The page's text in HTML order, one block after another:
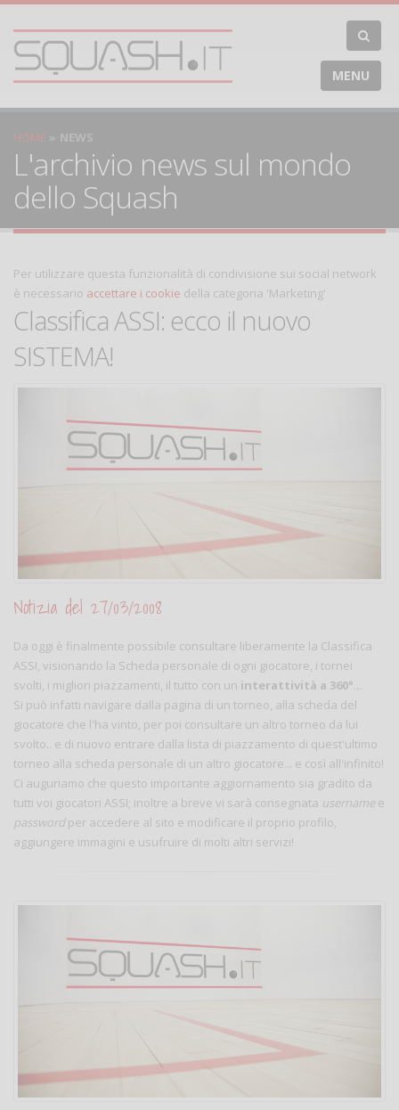
MENU
HOME NEWS
L'archivio news sul mondo
dello Squash
Per utilizzare questa funzionalità di condivisione sui social network
è necessario accettare i cookie della categoria 'Marketing'
Classifica ASSI: ecco il nuovo
SISTEMA!
Notizia del 27/03/2008
Da oggi è finalmente possibile consultare liberamente la Classifica
ASSI, visionando la Scheda personale di ogni giocatore, i tornei
svolti, i migliori piazzamenti, il tutto con un interattività a 360°...
Si può infatti navigare dalla pagina di un torneo, alla scheda del
giocatore che l'ha vinto, per poi consultare un altro torneo da lui
svolto.. e di nuovo entrare dalla lista di piazzamento di quest'ultimo
torneo alla scheda personale di un altro giocatore... e così all'infinito!
Ci auguriamo che questo importante aggiornamento sia gradito da
tutti voi giocatori ASSI; inoltre a breve vi sarà consegnata usernamee
passwordper accedere al sito e modificare il proprio profilo,
aggiungere immagini e usufruire di molti altri servizi!